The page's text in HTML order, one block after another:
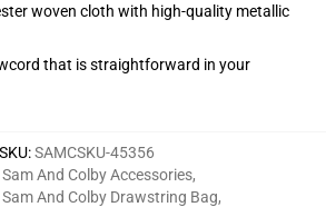
woven cloth with high-quality metallic
that is straightforward in your
SKU:SAMCSKU-45356
Sam And Colby Accessories,
Sam And Colby Drawstring Bag,